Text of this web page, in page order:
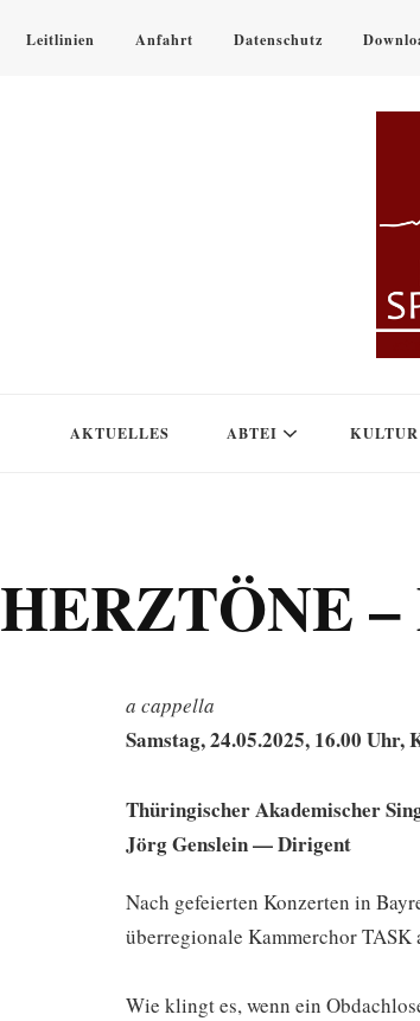
Leitlinien Anfahrt Datenschutz
AKTUELLES ABTEI KULTUR
HERZTÖNE
a cappella
Samstag, 24.05.2025, 16.00
Thüringischer Akademischer
Jörg Genslein — Dirigent
Nach gefeierten Konzerten in
überregionale Kammerchor
Wie klingt es, wenn ein